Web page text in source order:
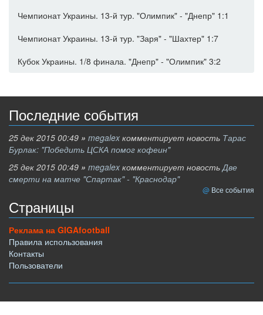
Чемпионат Украины. 13-й тур. "Олимпик" - "Днепр" 1:1
Чемпионат Украины. 13-й тур. "Заря" - "Шахтер" 1:7
Кубок Украины. 1/8 финала. "Днепр" - "Олимпик" 3:2
Последние события
25 дек 2015 00:49 » megalex комментирует новость Тарас
Бурлак: "Победить ЦСКА помог кофеин"
25 дек 2015 00:49 » megalex комментирует новостьДве
смерти на матче "Спартак" - "Краснодар"
Все события
Страницы
Реклама на GIGAfootball
Правила использования
Контакты
Пользователи